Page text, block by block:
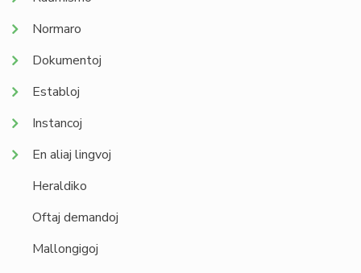
Normaro
Dokumentoj
Establoj
Instancoj
En aliaj lingvoj
Heraldiko
Oftaj demandoj
Mallongigoj